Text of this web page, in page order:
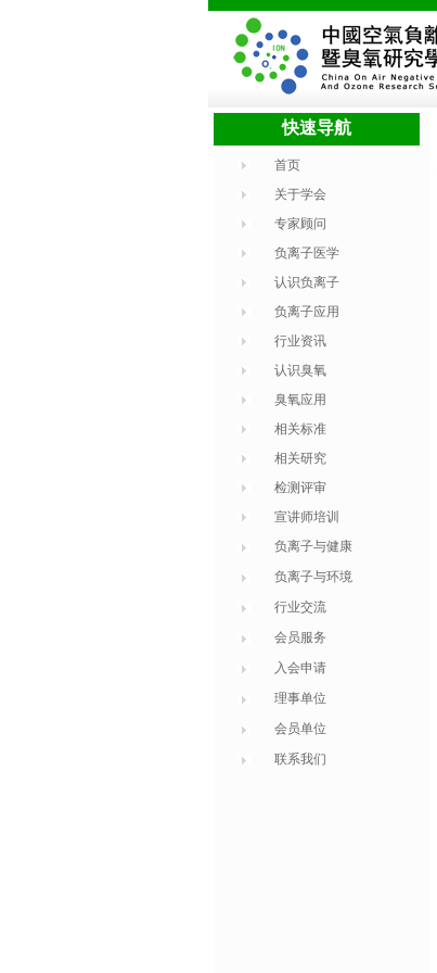
快速导航
首页
关于学会
专家顾问
负离子医学
认识负离子
负离子应用
行业资讯
认识臭氧
臭氧应用
相关标准
相关研究
检测评审
宣讲师培训
负离子与健康
负离子与环境
行业交流
会员服务
入会申请
理事单位
会员单位
联系我们